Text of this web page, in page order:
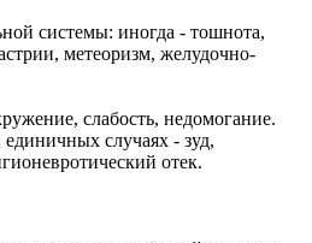
системы: иногда - тошнота,
метеоризм, желудочно-
слабость, недомогание.
случаях - зуд,
отек.